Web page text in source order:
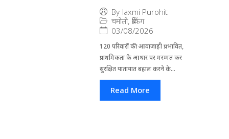
By laxmi Purohit
चमोली, ब्रेकिंग
03/08/2026
120 परिवारों की आवाजाही प्रभावित,
प्राथमिकता के आधार पर मरम्मत कर
सुरक्षित यातायात बहाल करने के...
Read More